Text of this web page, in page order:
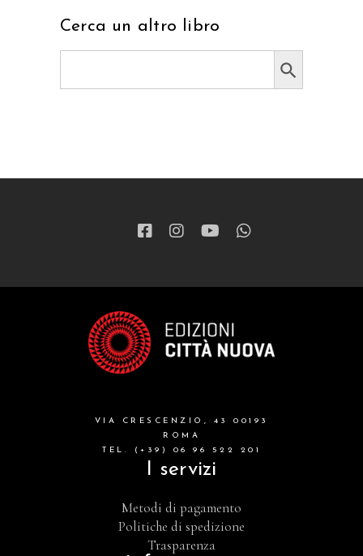
Cerca un altro libro
Search Button
VIA CRESCENZIO, 43 00193
ROMA
TEL. (+39) 06 96 522 201
I servizi
Metodi di pagamento
Politiche di spedizione
Trasparenza